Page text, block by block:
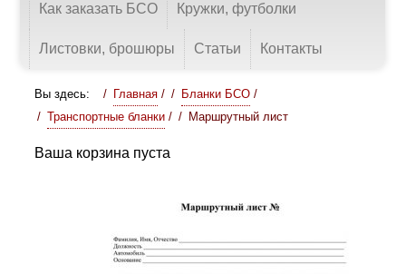
Как заказать БСО Кружки, футболки
Листовки, брошюры Статьи Контакты
Вы здесь: Главная / Бланки БСО /
Транспортные бланки / Маршрутный лист
Ваша корзина пуста